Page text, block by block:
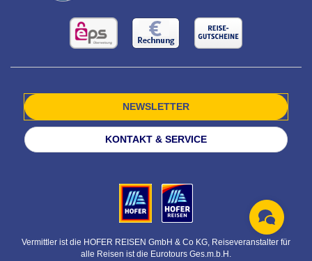
NEWSLETTER
KONTAKT & SERVICE
Vermittler ist die HOFER REISEN GmbH & Co KG, Reiseveranstalter für
alle Reisen ist die Eurotours Ges.m.b.H.